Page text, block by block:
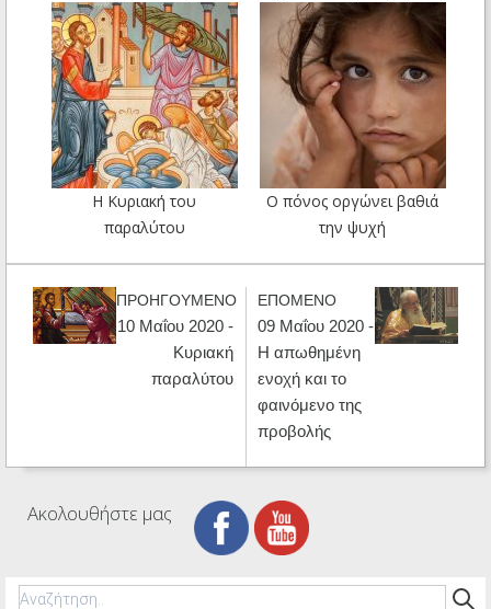
Η Κυριακή του
παραλύτου
Ο πόνος οργώνει βαθιά
την ψυχή
ΠΡΟΗΓΟΥΜΕΝΟ
10 Μαΐου 2020 -
Κυριακή
παραλύτου
ΕΠΟΜΕΝΟ
09 Μαΐου 2020 -
Η απωθημένη
ενοχή και το
φαινόμενο της
προβολής
Ακολουθήστε μας